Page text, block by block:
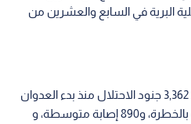
منذ بدء العملية البرية في السابع والعشرين من
وبحسب جيش الاحتلال، أصيب 3,362 جنود الاحتلال منذ بدء العدوان
على غزة، وصف حالة 520 منهم بالخطرة، و890 إصابة متوسطة، و